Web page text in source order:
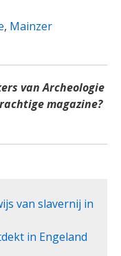
, Mainzer
van Archeologie
magazine?
van slavernij in
in Engeland